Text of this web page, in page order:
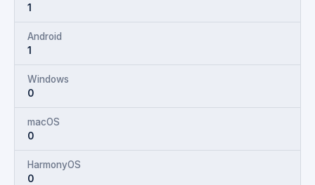
1
Android
1
Windows
0
macOS
0
HarmonyOS
0